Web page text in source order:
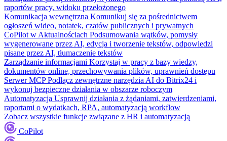
raportów pracy, widoku przełożonego
Komunikacja wewnętrzna Komunikuj się za pośrednictwem
ogłoszeń wideo, notatek, czatów publicznych i prywatnych
CoPilot w Aktualnościach Podsumowania wątków, pomysły
wygenerowane przez AI, edycja i tworzenie tekstów, odpowiedzi
pisane przez AI, tłumaczenie tekstów
Zarządzanie informacjami Korzystaj w pracy z bazy wiedzy,
dokumentów online, przechowywania plików, uprawnień dostępu
Serwer MCP Podłącz zewnętrzne narzędzia AI do Bitrix24 i
wykonuj bezpieczne działania w obszarze roboczym
Automatyzacja Usprawnij działania z żądaniami, zatwierdzeniami,
raportami o wydatkach, RPA, automatyzacją workflow
Zobacz wszystkie funkcje związane z HR i automatyzacją
CoPilot